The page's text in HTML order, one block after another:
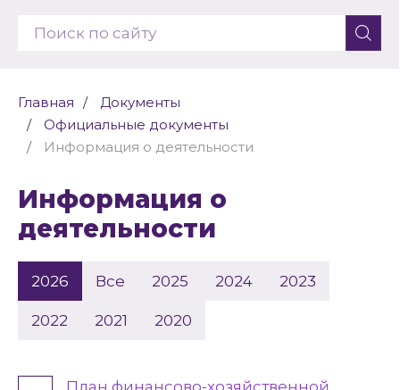
Главная
Документы
Официальные документы
Информация о деятельности
Информация о
деятельности
Все
2026 2025 2024 2023
2022 2021 2020
План финансово-хозяйственной